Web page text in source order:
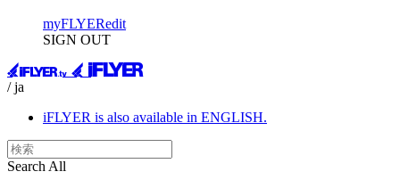
myFLYERedit
SIGN OUT
/ ja
iFLYER is also available in ENGLISH.
Search All